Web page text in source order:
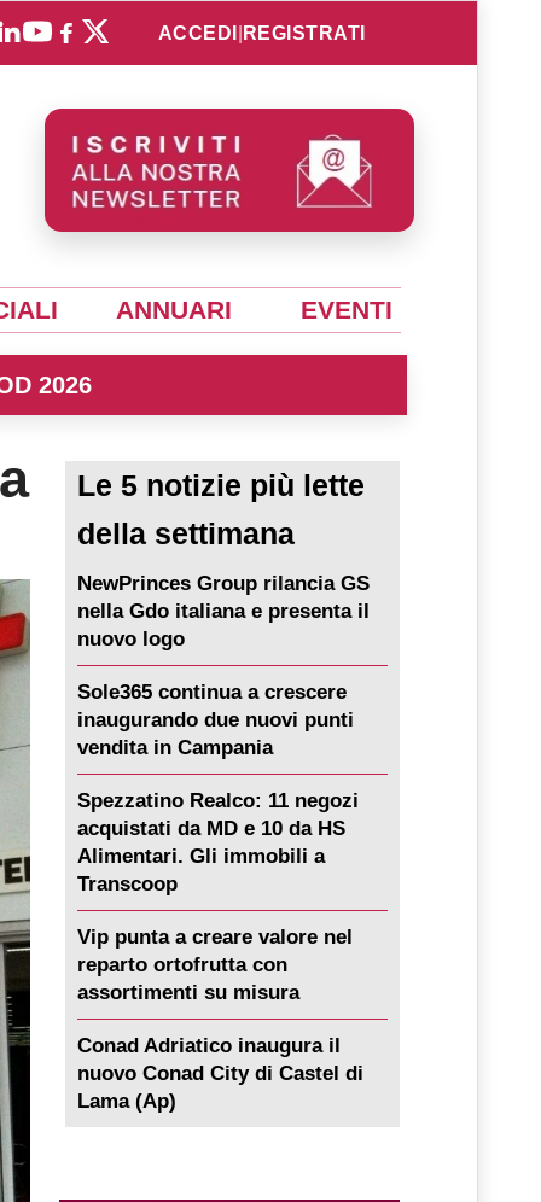
ACCEDI REGISTRATI
ANNUARI EVENTI
2026
Le 5 notizie più lette
della settimana
NewPrinces Group rilancia GS
nella Gdo italiana e presenta il
nuovo logo
Sole365 continua a crescere
inaugurando due nuovi punti
vendita in Campania
Spezzatino Realco: 11 negozi
acquistati da MD e 10 da HS
Alimentari. Gli immobili a
Transcoop
Vip punta a creare valore nel
reparto ortofrutta con
assortimenti su misura
Conad Adriatico inaugura il
nuovo Conad City di Castel di
Lama (Ap)